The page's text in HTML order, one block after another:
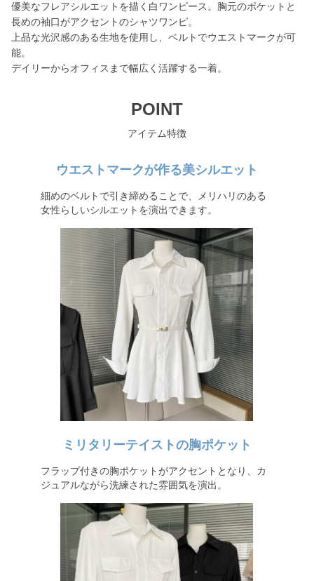
優美なフレアシルエットを描く白ワンピース。胸元のポケットと
長めの袖口がアクセントのシャツワンピ。
上品な光沢感のある生地を使用し、ベルトでウエストマークが可
能。
デイリーからオフィスまで幅広く活躍する一着。
POINT
アイテム特徴
ウエストマークが作る美シルエット
細めのベルトで引き締めることで、メリハリのある
女性らしいシルエットを演出できます。
ミリタリーテイストの胸ポケット
フラップ付きの胸ポケットがアクセントとなり、カ
ジュアルながら洗練された雰囲気を演出。